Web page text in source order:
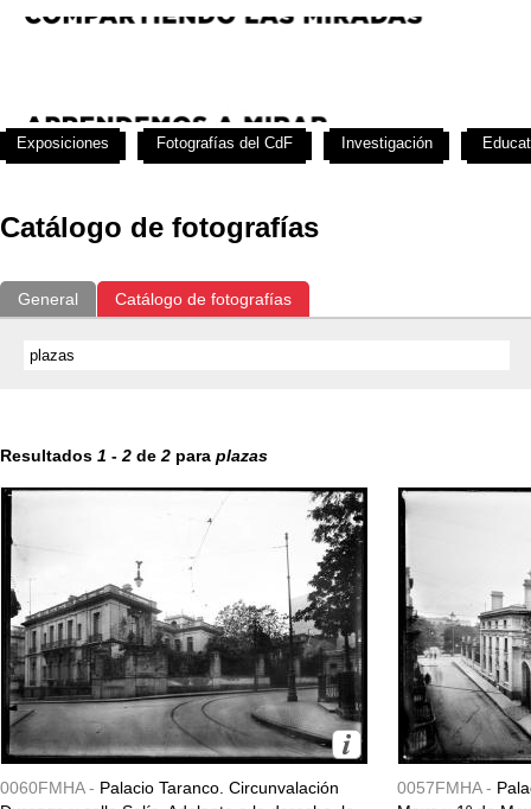
Catálogo de fotografías
General Catálogo de fotografías
Resultados 1 - 2 de 2 para plazas
0060FMHA - Palacio Taranco. Circunvalación
0057FMHA -
Exposiciones Fotografías del CdF Investigación